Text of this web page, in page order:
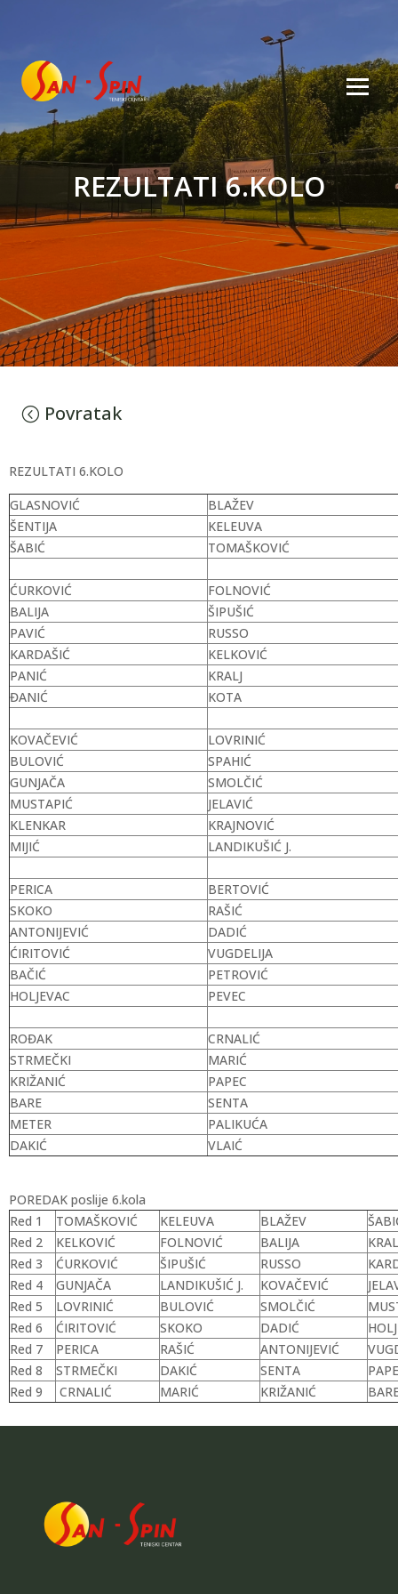
REZULTATI 6.KOLO
Povratak
REZULTATI 6.KOLO
GLASNOVIĆ
BLAŽEV
ŠENTIJA
KELEUVA
ŠABIĆ
TOMAŠKOVIĆ
ĆURKOVIĆ
FOLNOVIĆ
BALIJA
ŠIPUŠIĆ
PAVIĆ
RUSSO
KARDAŠIĆ
KELKOVIĆ
PANIĆ
KRALJ
ĐANIĆ
KOTA
KOVAČEVIĆ
LOVRINIĆ
BULOVIĆ
SPAHIĆ
GUNJAČA
SMOLČIĆ
MUSTAPIĆ
JELAVIĆ
KLENKAR
KRAJNOVIĆ
MIJIĆ
LANDIKUŠIĆ J.
PERICA
BERTOVIĆ
SKOKO
RAŠIĆ
ANTONIJEVIĆ
DADIĆ
ĆIRITOVIĆ
VUGDELIJA
BAČIĆ
PETROVIĆ
HOLJEVAC
PEVEC
ROĐAK
CRNALIĆ
STRMEČKI
MARIĆ
KRIŽANIĆ
PAPEC
BARE
SENTA
METER
PALIKUĆA
DAKIĆ
VLAIĆ
POREDAK poslije 6.kola
Red 1
TOMAŠKOVIĆ KELEUVA BLAŽEV
Red 2
KELKOVIĆ FOLNOVIĆ BALIJA
Red 3
ĆURKOVIĆ ŠIPUŠIĆ RUSSO
Red 4
GUNJAČA LANDIKUŠIĆ J. KOVAČEVIĆ
Red 5
LOVRINIĆ BULOVIĆ SMOLČIĆ
Red 6
ĆIRITOVIĆ SKOKO DADIĆ
Red 7
PERICA RAŠIĆ ANTONIJEVIĆ
Red 8
STRMEČKI DAKIĆ SENTA
Red 9
CRNALIĆ MARIĆ KRIŽANIĆ